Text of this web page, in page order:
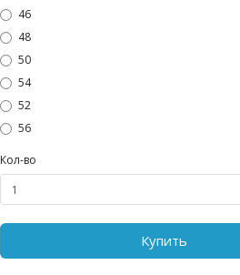
46
48
50
54
52
56
Кол-во
Купить